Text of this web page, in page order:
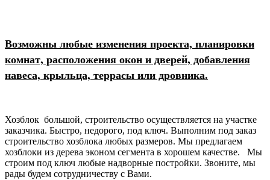
Возможны любые изменения проекта, планировки
комнат, расположения окон и дверей, добавления
навеса, крыльца, террасы или дровника.
Хозблок большой, строительство осуществляется на участке
заказчика. Быстро, недорого, под ключ. Выполним под заказ
строительство хозблока любых размеров. Мы предлагаем
хозблоки из дерева эконом сегмента в хорошем качестве. Мы
строим под ключ любые надворные постройки. Звоните, мы
рады будем сотрудничеству с Вами.